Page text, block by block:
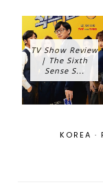
TV Show Review
| The Sixth
Sense S...
KOREA ·